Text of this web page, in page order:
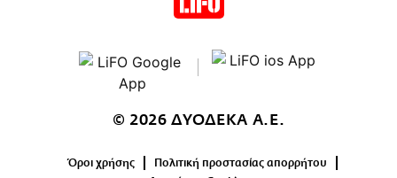
© 2026 ΔΥΟΔΕΚΑ Α.Ε.
Όροι χρήσης
Πολιτική προστασίας απορρήτου